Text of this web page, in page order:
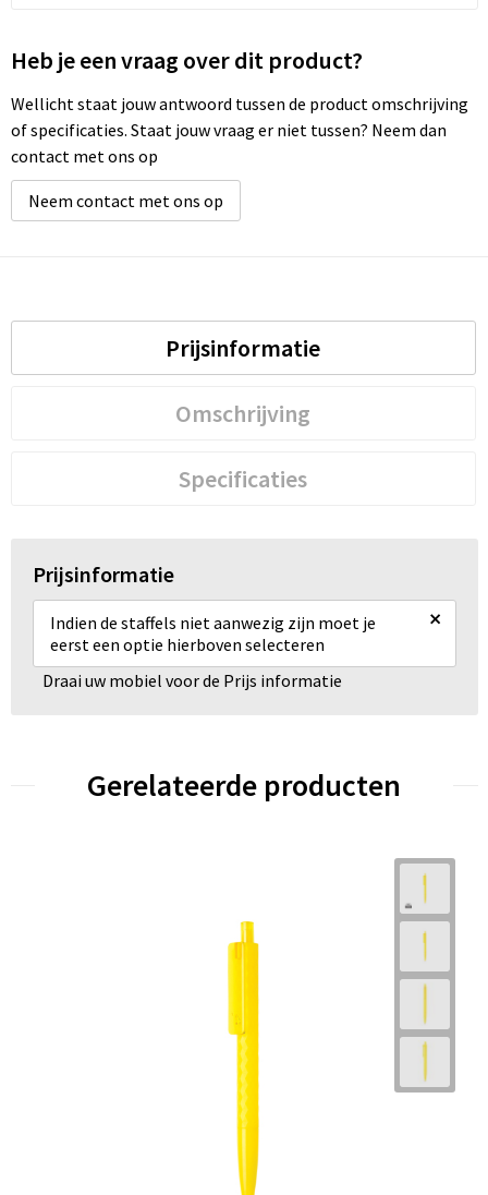
Heb je een vraag over dit product?
Wellicht staat jouw antwoord tussen de product omschrijving
of specificaties. Staat jouw vraag er niet tussen? Neem dan
contact met ons op
Neem contact met ons op
Prijsinformatie
Omschrijving
Specificaties
Prijsinformatie
Indien de staffels niet aanwezig zijn moet je
eerst een optie hierboven selecteren
×
Draai uw mobiel voor de Prijs informatie
Gerelateerde producten